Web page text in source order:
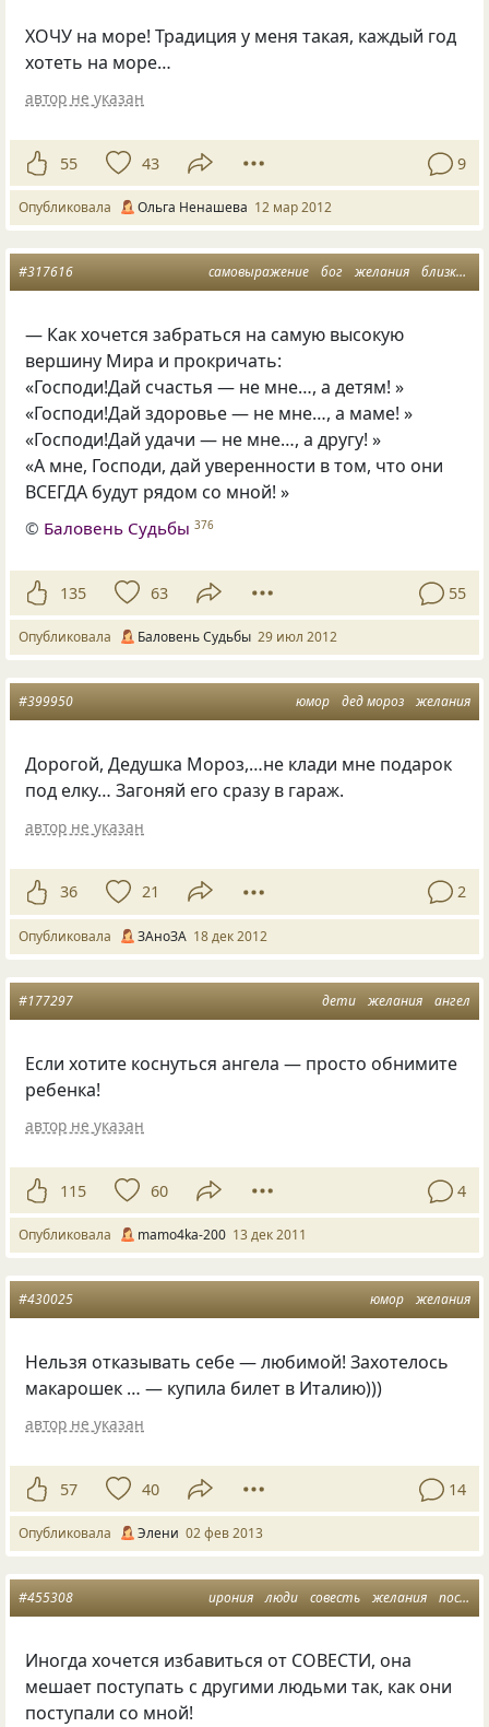
ХОЧУ на море! Традиция у меня такая, каждый год
хотеть на море…
автор не указан
55 43 9
Опубликовала Ольга Ненашева 12 мар 2012
самовыражение бог желания близкие
#317616
— Как хочется забраться на самую высокую
вершину Мира и прокричать:
«Господи!Дай счастья — не мне…, а детям! »
«Господи!Дай здоровье — не мне…, а маме! »
«Господи!Дай удачи — не мне…, а другу! »
«А мне, Господи, дай уверенности в том, что они
ВСЕГДА будут рядом со мной! »
© Баловень Судьбы 376
135 63 55
Опубликовала Баловень Судьбы 29 июл 2012
юмор дед мороз желания
#399950
Дорогой, Дедушка Мороз,…не клади мне подарок
под елку… Загоняй его сразу в гараж.
автор не указан
36 21 2
Опубликовала ЗАноЗА 18 дек 2012
дети желания ангел
#177297
Если хотите коснуться ангела — просто обнимите
ребенка!
автор не указан
115 60 4
Опубликовала mamo4ka-200 13 дек 2011
юмор желания
#430025
Нельзя отказывать себе — любимой! Захотелось
макарошек … — купила билет в Италию)))
автор не указан
57 40 14
Опубликовала Элени 02 фев 2013
ирония люди совесть желания поступки
#455308
Иногда хочется избавиться от СОВЕСТИ, она
мешает поступать с другими людьми так, как они
поступали со мной!